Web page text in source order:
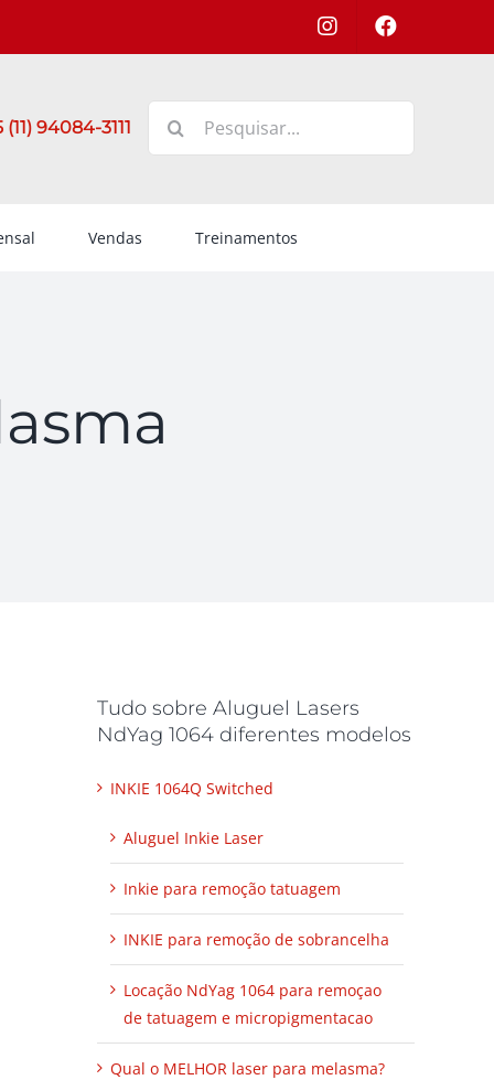
(11) 94084-3111
resultados
Vendas Treinamentos
Tudo sobre Aluguel Lasers
NdYag 1064 diferentes modelos
INKIE 1064Q Switched
Aluguel Inkie Laser
Inkie para remoção tatuagem
INKIE para remoção de sobrancelha
Locação NdYag 1064 para remoçao
de tatuagem e micropigmentacao
Qual o MELHOR laser para melasma?